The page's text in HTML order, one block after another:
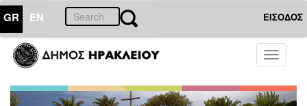
GR EN ΕΙΣΟΔΟΣ
Toggle
ΔΗΜΟΣ
Δημοτικές
Παρατάξεις